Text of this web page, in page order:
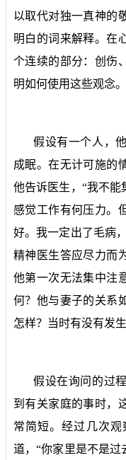
以取代对独一真神的
明白的词来解释。在
个连续的部分：创伤
明如何使用这些观念。
假设有一个人，
成眠。在无计可施的
他告诉医生，“我不
感觉工作有何压力。
好。我一定出了毛病
精神医生答应尽力而
他第一次无法集中注
何？他与妻子的关系
怎样？当时有没有发
假设在询问的过
到有关家庭的事时，
常简短。经过几次
道，“你家里是不是